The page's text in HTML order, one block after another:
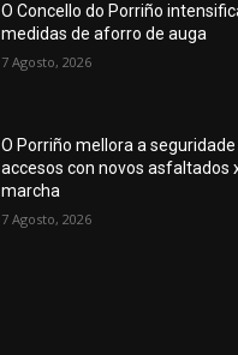
O Concello do Porriño
medidas de aforro de auga
7 Agosto, 2026
O Porriño mellora a seguridade
accesos con novos asfaltados
marcha
7 Agosto, 2026